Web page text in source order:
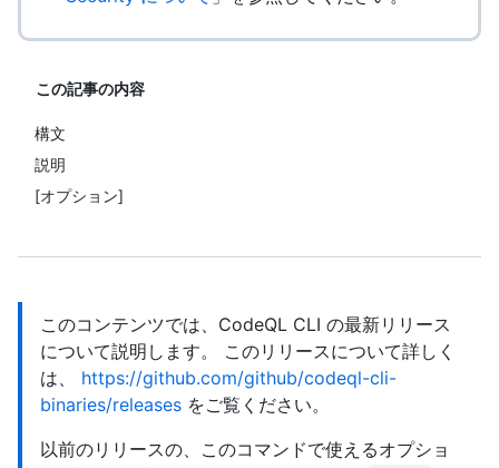
この記事の内容
構文
説明
[オプション]
このコンテンツでは、CodeQL CLI の最新リリース
について説明します。 このリリースについて詳しく
は、 https://github.com/github/codeql-cli-
binaries/releases をご覧ください。
以前のリリースの、このコマンドで使えるオプショ